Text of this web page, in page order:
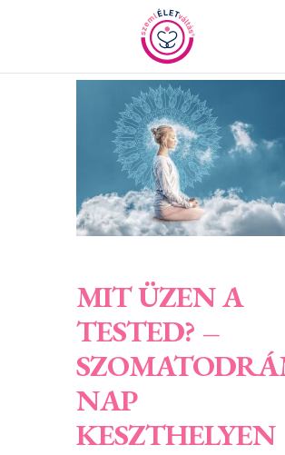
MIT ÜZEN A
TESTED? –
NAP
KESZTHELYEN